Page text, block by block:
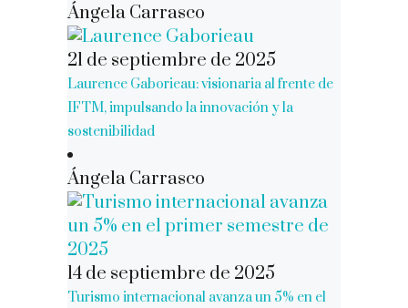
Ángela Carrasco
21 de septiembre de 2025
Laurence Gaborieau: visionaria al frente de
IFTM, impulsando la innovación y la
sostenibilidad
Ángela Carrasco
14 de septiembre de 2025
Turismo internacional avanza un 5% en el